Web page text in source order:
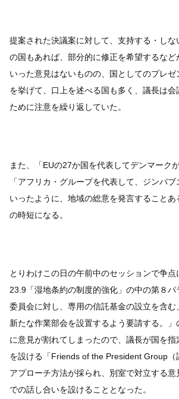
提案された決議案に対して、支持する・しな
の国もあれば、部分的に修正を希望するなど
いった意見はないものの、国としてのプレ
を挙げて、口上を述べる国も多く、議長は会
ために注意を繰り返していた。
また、「EUの27か国を代表してデンマーク
「アフリカ・グループを代表して、ジンバ
いったように、地域の総意を発言することあ
の時短になる。
とりわけこの日の午前中のセッションで争
23.9「湿地条約の制度的強化」の中の第８パ
委員会に対し、専用の信託基金の設立を含む
新たな作業部会を設置するよう要請する。」
に意見が割れてしまったので、議長が国を
を設ける「Friends of the President Group（
アプローチ方法が採られ、別室で対立する意
での話し合いを設けることとなった。